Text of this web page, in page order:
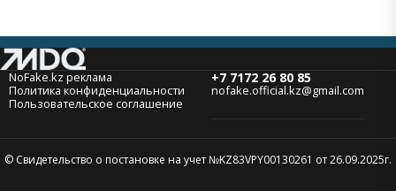
+7 7172 26 80 85
nofake.official.kz@gmail.com
NoFake.kz реклама
Политика конфиденциальности
Пользовательское соглашение
© Свидетельство о постановке на учет №KZ83VPY00130261 от 26.09.2025г.